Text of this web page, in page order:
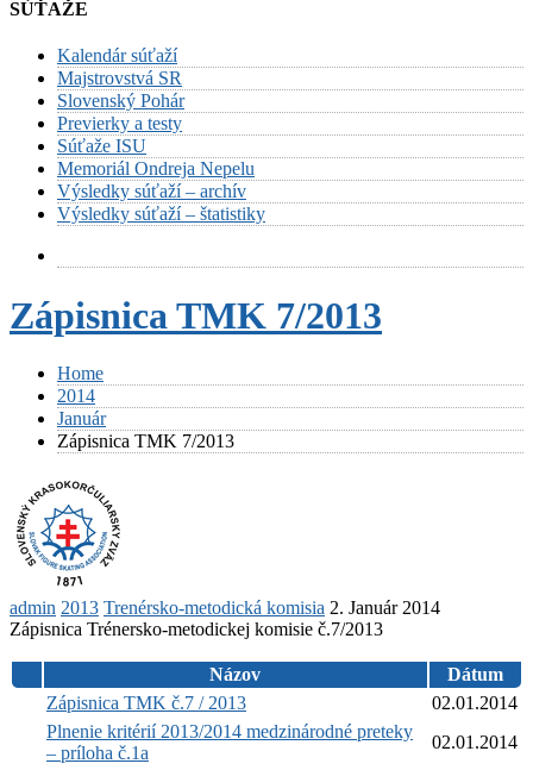
SÚŤAŽE
Kalendár súťaží
Majstrovstvá SR
Slovenský Pohár
Previerky a testy
Súťaže ISU
Memoriál Ondreja Nepelu
Výsledky súťaží – archív
Výsledky súťaží – štatistiky
Zápisnica TMK 7/2013
Home
2014
Január
Zápisnica TMK 7/2013
admin 2013 Trenérsko-metodická komisia 2. Január 2014
Zápisnica Trénersko-metodickej komisie č.7/2013
Názov
Dátum
Zápisnica TMK č.7 / 2013
02.01.2014
Plnenie kritérií 2013/2014 medzinárodné preteky
– príloha č.1a
02.01.2014